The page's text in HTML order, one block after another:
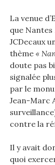
La venue
que
JCDecaux
thème «
doute pas
signalée
par le
Jean-Marc
contre la
Il y avait
quoi